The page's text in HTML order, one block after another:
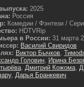
2025
Россия
Комедии / Фэнтези /
HDTVRip
в России: 31 марта
Василий Свиридов
Виктор Бычков,
Головин, Ирина
, Дмитрий Кожома,
, Дарья Бранкевич